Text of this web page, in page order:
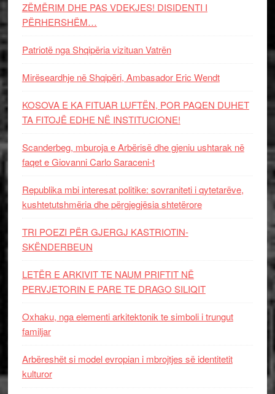
ZËMËRIM DHE PAS VDEKJES! DISIDENTI I
PËRHERSHËM…
Patriotë nga Shqipëria vizituan Vatrën
Mirëseardhje në Shqipëri, Ambasador Eric Wendt
KOSOVA E KA FITUAR LUFTËN, POR PAQEN DUHET
TA FITOJË EDHE NË INSTITUCIONE!
Scanderbeg, mburoja e Arbërisë dhe gjeniu ushtarak në
faqet e Giovanni Carlo Saraceni-t
Republika mbi interesat politike: sovraniteti i qytetarëve,
kushtetutshmëria dhe përgjegjësia shtetërore
TRI POEZI PËR GJERGJ KASTRIOTIN-
SKËNDERBEUN
LETËR E ARKIVIT TE NAUM PRIFTIT NË
PERVJETORIN E PARE TE DRAGO SILIQIT
Oxhaku, nga elementi arkitektonik te simboli i trungut
familjar
Arbëreshët si model evropian i mbrojtjes së identitetit
kulturor